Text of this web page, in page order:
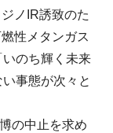
ノIR誘致のた
性メタンガス
のち輝く未来
事態が次々と
の中止を求め